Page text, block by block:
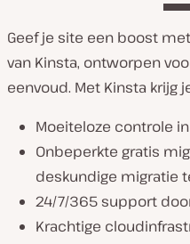
Geef je site een boost
van Kinsta, ontworpen
eenvoud. Met Kinsta krijg
Moeiteloze controle
Onbeperkte gratis
deskundige migratie
24/7/365 support
Krachtige